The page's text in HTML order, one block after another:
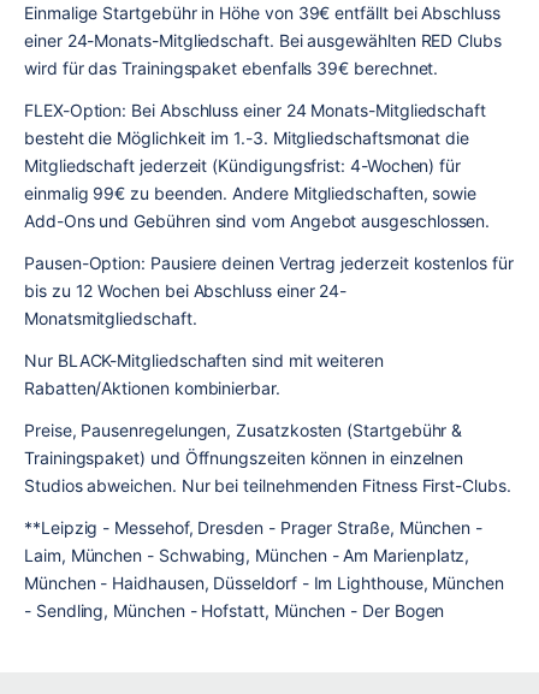
Einmalige Startgebühr in Höhe von 39€ entfällt bei Abschluss
einer 24-Monats-Mitgliedschaft. Bei ausgewählten RED Clubs
wird für das Trainingspaket ebenfalls 39€ berechnet.
FLEX-Option: Bei Abschluss einer 24 Monats-Mitgliedschaft
besteht die Möglichkeit im 1.-3. Mitgliedschaftsmonat die
Mitgliedschaft jederzeit (Kündigungsfrist: 4-Wochen) für
einmalig 99€ zu beenden. Andere Mitgliedschaften, sowie
Add-Ons und Gebühren sind vom Angebot ausgeschlossen.
Pausen-Option: Pausiere deinen Vertrag jederzeit kostenlos für
bis zu 12 Wochen bei Abschluss einer 24-
Monatsmitgliedschaft.
Nur BLACK-Mitgliedschaften sind mit weiteren
Rabatten/Aktionen kombinierbar.
Preise, Pausenregelungen, Zusatzkosten (Startgebühr &
Trainingspaket) und Öffnungszeiten können in einzelnen
Studios abweichen. Nur bei teilnehmenden Fitness First-Clubs.
**Leipzig - Messehof, Dresden - Prager Straße, München -
Laim, München - Schwabing, München - Am Marienplatz,
München - Haidhausen, Düsseldorf - Im Lighthouse, München
- Sendling, München - Hofstatt, München - Der Bogen